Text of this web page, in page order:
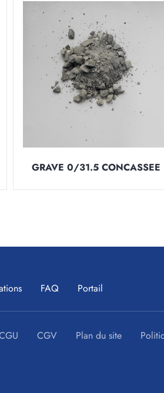
GRAVE 0/31.5 CONCASSEE
FAQ Portail
CGV Plan du site